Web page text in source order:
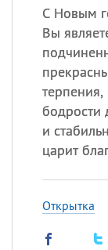
С Новым
Вы
бодрости
и
царит
Открытка